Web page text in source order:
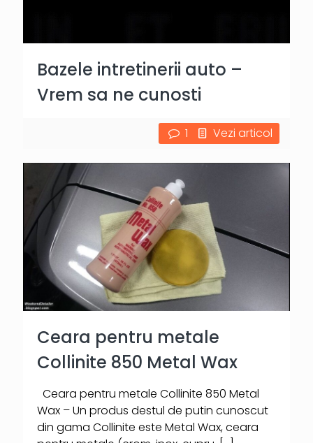
Bazele intretinerii auto –
Vrem sa ne cunosti
1 Vezi articol
Ceara pentru metale
Collinite 850 Metal Wax
Ceara pentru metale Collinite 850 Metal
Wax – Un produs destul de putin cunoscut
din gama Collinite este Metal Wax, ceara